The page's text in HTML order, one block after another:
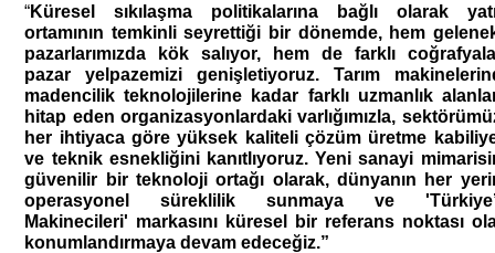
“Küresel sıkılaşma politikalarına bağlı olarak
ortamının temkinli seyrettiği bir dönemde, hem
pazarlarımızda kök salıyor, hem de farklı
pazar yelpazemizi genişletiyoruz. Tarım
madencilik teknolojilerine kadar farklı uzmanlık
hitap eden organizasyonlardaki varlığımızla,
her ihtiyaca göre yüksek kaliteli çözüm üretme
ve teknik esnekliğini kanıtlıyoruz. Yeni sanayi
güvenilir bir teknoloji ortağı olarak, dünyanın her
operasyonel süreklilik sunmaya ve
Makinecileri' markasını küresel bir referans noktası
konumlandırmaya devam edeceğiz.”